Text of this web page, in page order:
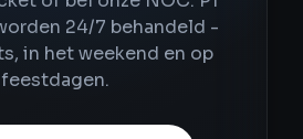
24/7 behandeld -
in het weekend en op
feestdagen.